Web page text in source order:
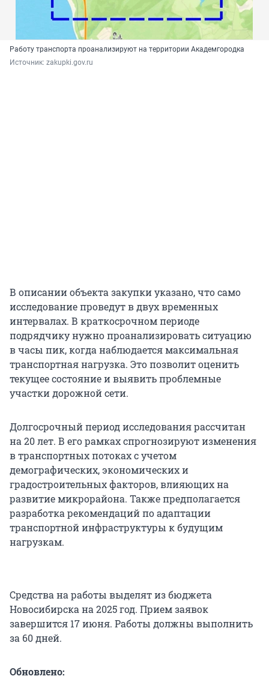
Работу транспорта проанализируют на территории Академгородка
Источник: zakupki.gov.ru
В описании объекта закупки указано, что само
исследование проведут в двух временных
интервалах. В краткосрочном периоде
подрядчику нужно проанализировать ситуацию
в часы пик, когда наблюдается максимальная
транспортная нагрузка. Это позволит оценить
текущее состояние и выявить проблемные
участки дорожной сети.
Долгосрочный период исследования рассчитан
на 20 лет. В его рамках спрогнозируют изменения
в транспортных потоках с учетом
демографических, экономических и
градостроительных факторов, влияющих на
развитие микрорайона. Также предполагается
разработка рекомендаций по адаптации
транспортной инфраструктуры к будущим
нагрузкам.
Средства на работы выделят из бюджета
Новосибирска на 2025 год. Прием заявок
завершится 17 июня. Работы должны выполнить
за 60 дней.
Обновлено: